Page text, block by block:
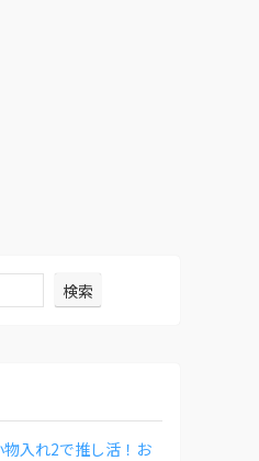
検索
入れ2で推し活！お